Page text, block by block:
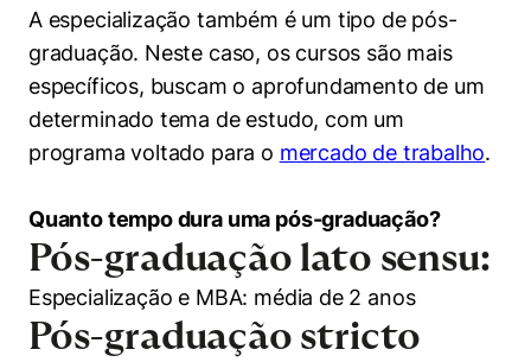
A especialização também é um tipo de pós-
graduação. Neste caso, os cursos são mais
específicos, buscam o aprofundamento de um
determinado tema de estudo, com um
programa voltado para o mercado de trabalho.
Quanto tempo dura uma pós-graduação?
Pós-graduação lato sensu:
Especialização e MBA: média de 2 anos
Pós-graduação stricto